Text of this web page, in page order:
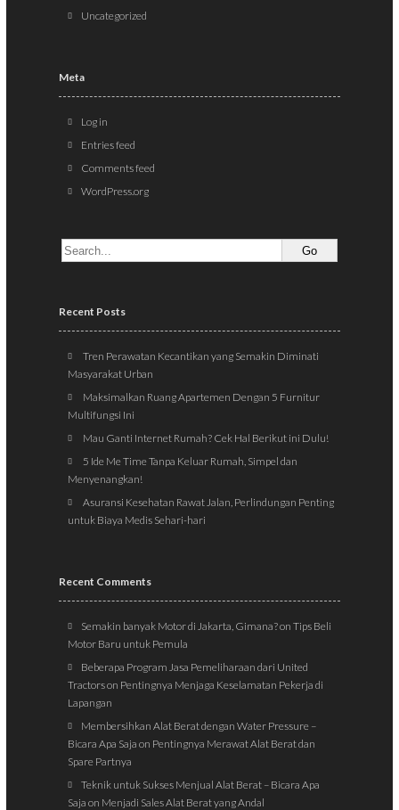
Uncategorized
Meta
Log in
Entries feed
Comments feed
WordPress.org
Recent Posts
Tren Perawatan Kecantikan yang Semakin Diminati
Masyarakat Urban
Maksimalkan Ruang Apartemen Dengan 5 Furnitur
Multifungsi Ini
Mau Ganti Internet Rumah? Cek Hal Berikut ini Dulu!
5 Ide Me Time Tanpa Keluar Rumah, Simpel dan
Menyenangkan!
Asuransi Kesehatan Rawat Jalan, Perlindungan Penting
untuk Biaya Medis Sehari-hari
Recent Comments
Semakin banyak Motor di Jakarta, Gimana?onTips Beli
Motor Baru untuk Pemula
Beberapa Program Jasa Pemeliharaan dari United
Tractorson Pentingnya Menjaga Keselamatan Pekerja di
Lapangan
Membersihkan Alat Berat dengan Water Pressure –
Bicara Apa Saja on Pentingnya Merawat Alat Berat dan
Spare Partnya
Teknik untuk Sukses Menjual Alat Berat – Bicara Apa
Saja on Menjadi Sales Alat Berat yang Andal